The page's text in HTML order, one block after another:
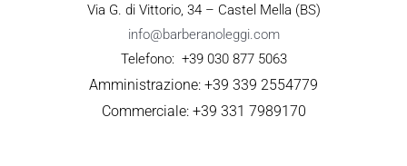
Via G. di Vittorio, 34 – Castel Mella (BS)
info@barberanoleggi.com
Telefono: +39 030 877 5063
Amministrazione: +39 339 2554779
Commerciale: +39 331 7989170